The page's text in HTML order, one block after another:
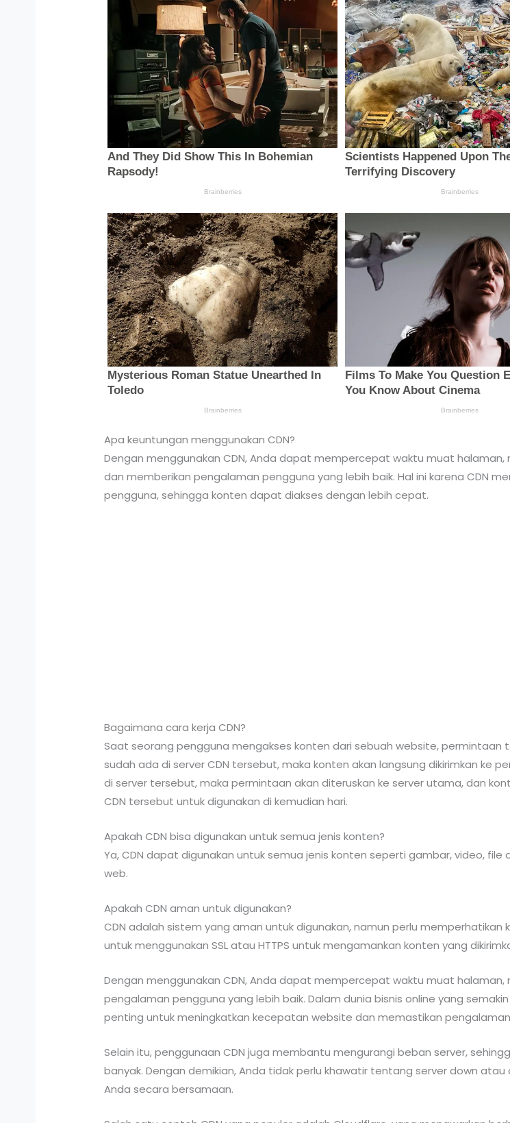
Apa keuntungan menggunakan CDN?
Dengan menggunakan CDN, Anda dapat mempercepat waktu muat
dan memberikan pengalaman pengguna yang lebih baik. Hal ini karena CDN
pengguna, sehingga konten dapat diakses dengan lebih cepat.
Bagaimana cara kerja CDN?
Saat seorang pengguna mengakses konten dari sebuah website, permintaan
sudah ada di server CDN tersebut, maka konten akan langsung dikirimkan ke
di server tersebut, maka permintaan akan diteruskan ke server utama, dan
CDN tersebut untuk digunakan di kemudian hari.
Apakah CDN bisa digunakan untuk semua jenis konten?
Ya, CDN dapat digunakan untuk semua jenis konten seperti gambar, video,
web.
Apakah CDN aman untuk digunakan?
CDN adalah sistem yang aman untuk digunakan, namun perlu
untuk menggunakan SSL atau HTTPS untuk mengamankan konten yang
Dengan menggunakan CDN, Anda dapat mempercepat waktu muat
pengalaman pengguna yang lebih baik. Dalam dunia bisnis online yang
penting untuk meningkatkan kecepatan website dan memastikan
Selain itu, penggunaan CDN juga membantu mengurangi beban server,
banyak. Dengan demikian, Anda tidak perlu khawatir tentang server down
Anda secara bersamaan.